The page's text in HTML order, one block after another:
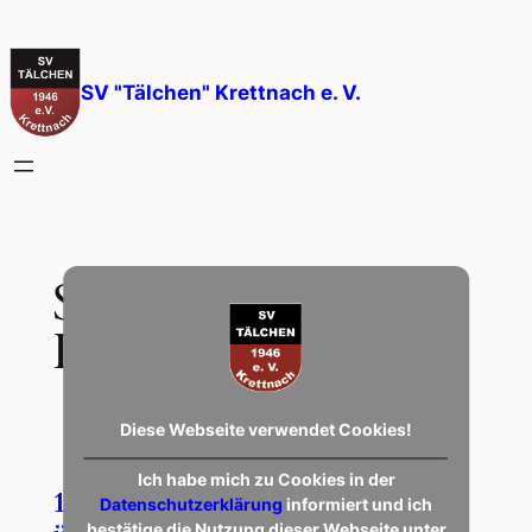
Inhalt
springenSV "Tälchen" Krettnach e. V.
Diese Webseite verwendet Cookies!
Ich habe mich zu Cookies in der
Datenschutzerklärung informiert und ich
Schlagwort:
Irsch II
1. Mannschaft – Klarer Sieg,